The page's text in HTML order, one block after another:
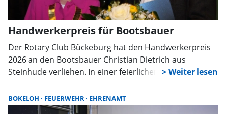
Handwerkerpreis für Bootsbauer
Der Rotary Club Bückeburg hat den Handwerkerpreis
2026 an den Bootsbauer Christian Dietrich aus
Steinhude verliehen. In einer feierlichen Zeremonie
an den Inhaber der renommierten Bootswerft Bopp &
Dietrich.
BOKELOH FEUERWEHR EHRENAMT